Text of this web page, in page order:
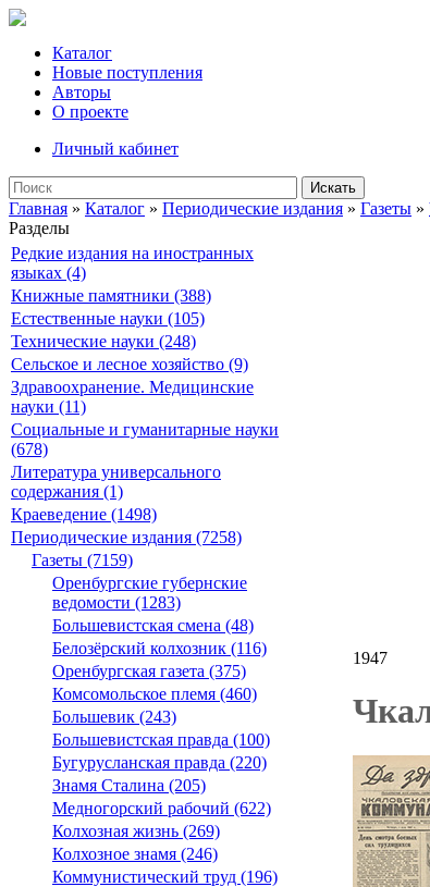
Каталог
Новые поступления
Авторы
О проекте
Личный кабинет
Искать
Главная » Каталог » Периодические издания » Газеты »
Разделы
Редкие издания на иностранных
языках (4)
Книжные памятники (388)
Естественные науки (105)
Технические науки (248)
Сельское и лесное хозяйство (9)
Здравоохранение. Медицинские
науки (11)
Социальные и гуманитарные науки
(678)
Литература универсального
содержания (1)
Краеведение (1498)
Периодические издания (7258)
Газеты (7159)
Оренбургские губернские
ведомости (1283)
Большевистская смена (48)
Белозёрский колхозник (116)
Оренбургская газета (375)
Комсомольское племя (460)
Большевик (243)
Большевистская правда (100)
Бугурусланская правда (220)
Знамя Сталина (205)
Медногорский рабочий (622)
Колхозная жизнь (269)
Колхозное знамя (246)
Коммунистический труд (196)
1947